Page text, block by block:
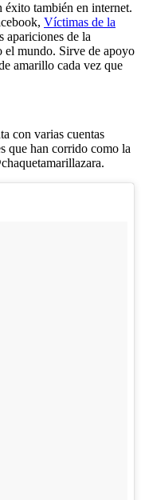
éxito también en internet.
Víctimas de la
apariciones de la
el mundo. Sirve de apoyo
amarillo cada vez que
con varias cuentas
que han corrido como la